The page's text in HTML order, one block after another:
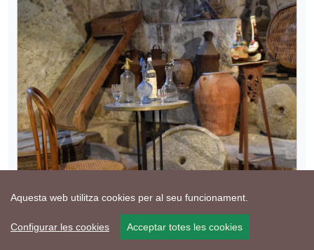
Aquesta web utilitza cookies per al seu funcionament.
Configurar les cookies Acceptar totes les cookies
1 de Setembre de 2018 - Torà